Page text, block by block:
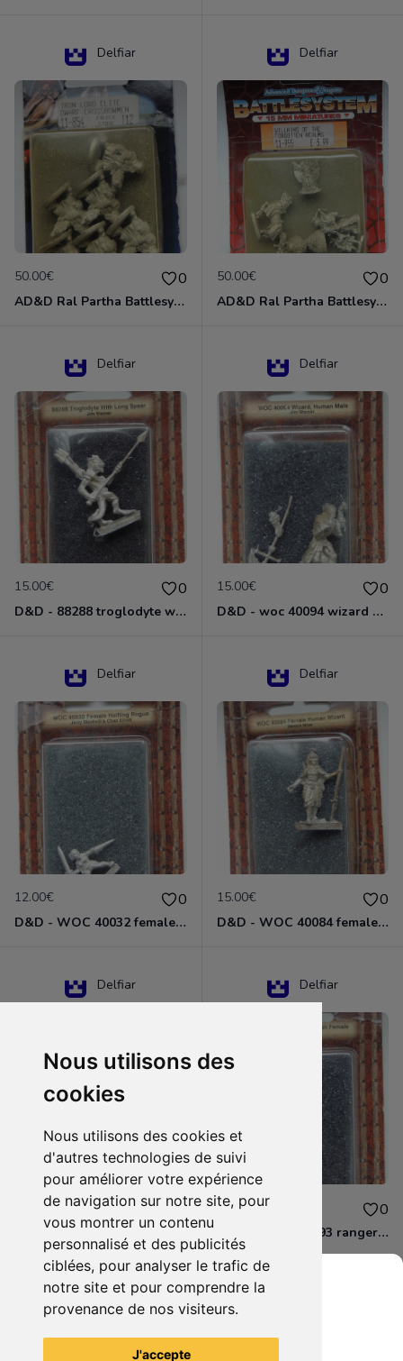
Nous utilisons des
cookies
Nous utilisons des cookies et
d'autres technologies de suivi
pour améliorer votre expérience
de navigation sur notre site, pour
vous montrer un contenu
personnalisé et des publicités
ciblées, pour analyser le trafic de
notre site et pour comprendre la
provenance de nos visiteurs.
J'accepte
Delfiar
50.00€ 0
AD&D Ral Partha Battlesystem Miniatures Pack Iron Lord Dwarf Crossbowmen 11-854
Delfiar
50.00€ 0
AD&D Ral Partha Battlesystem Villains/Forgotten Realms 11-955 Miniatures
Delfiar
15.00€ 0
D&D - 88288 troglodyte with long Miniature - Donjons Dragons
Delfiar
15.00€ 0
D&D - woc 40094 wizard human male Miniature - Donjons Dragons
Delfiar
12.00€ 0
D&D - WOC 40032 female halfling rogue Miniature - Donjons Dragons
Delfiar
15.00€ 0
D&D - WOC 40084 female human wizard Miniature - Donjons Dragons
Delfiar
15.00€ 0
D&D - 88286 paladin human male Miniature - Donjons Dragons
Delfiar
12.00€ 0
D&D - WOC 40093 ranger human female Miniature - Donjons Dragons
Voir tous les articles du vendeur
Grenier du Geek